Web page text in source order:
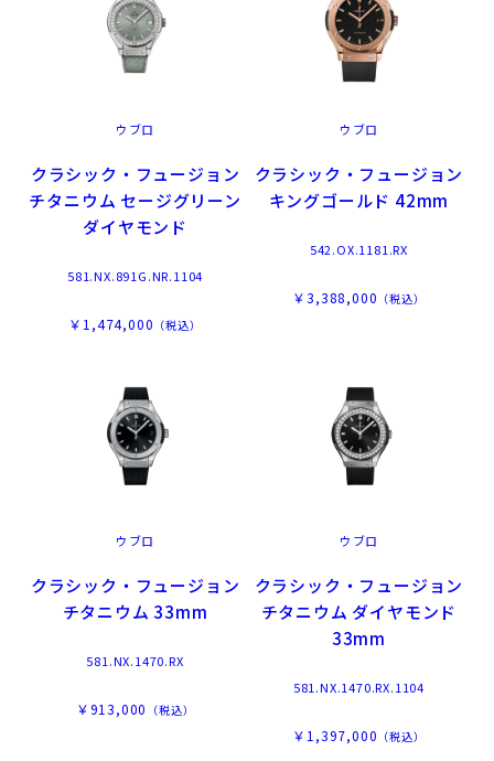
ウブロ
クラシック・フュージョン
チタニウム セージグリーン
ダイヤモンド
581.NX.891G.NR.1104
￥1,474,000 （税込）
ウブロ
クラシック・フュージョン
キングゴールド 42mm
542.OX.1181.RX
￥3,388,000 （税込）
ウブロ
クラシック・フュージョン
チタニウム 33mm
581.NX.1470.RX
￥913,000 （税込）
ウブロ
クラシック・フュージョン
チタニウム ダイヤモンド
33mm
581.NX.1470.RX.1104
￥1,397,000 （税込）